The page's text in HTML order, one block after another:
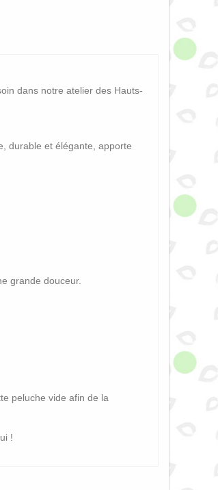
dans notre atelier des Hauts-
durable et élégante, apporte
grande douceur.
peluche vide afin de la
!